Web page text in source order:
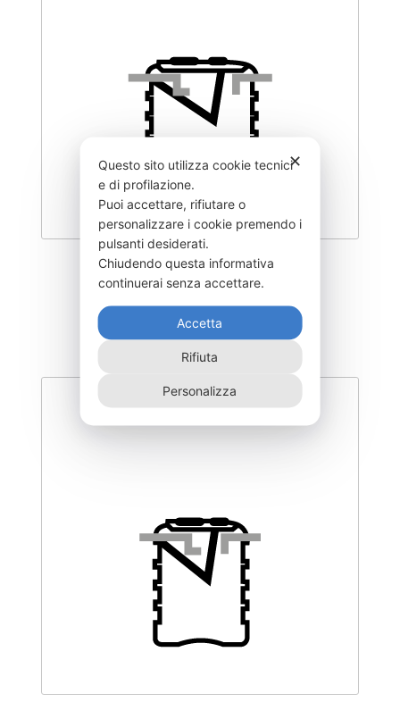
DEOCX2600F
2.580,00€
✕
Questo sito utilizza cookie tecnici
e di profilazione.
Puoi accettare, rifiutare o
personalizzare i cookie premendo i
pulsanti desiderati.
Chiudendo questa informativa
continuerai senza accettare.
Accetta
Rifiuta
Personalizza